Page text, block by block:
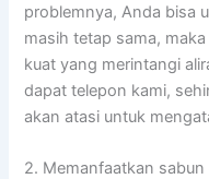
problemnya, Anda bisa
masih tetap sama,
kuat yang merintangi
dapat telepon kami,
akan atasi untuk
2. Memanfaatkan sabun